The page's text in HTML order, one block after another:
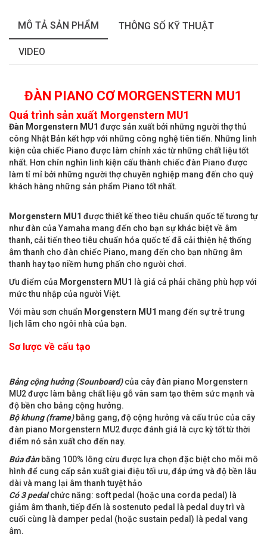
MÔ TẢ SẢN PHẨM THÔNG SỐ KỸ THUẬT
VIDEO
ĐÀN PIANO CƠ MORGENSTERN MU1
Quá trình sản xuất Morgenstern MU1
Đàn Morgenstern MU1 được sản xuất bởi những người thợ thủ
công Nhật Bản kết hợp với những công nghệ tiên tiến. Những linh
kiện của chiếc Piano được làm chính xác từ những chất liệu tốt
nhất. Hơn chín nghìn linh kiện cấu thành chiếc đàn Piano được
làm tỉ mỉ bởi những người thợ chuyên nghiệp mang đến cho quý
khách hàng những sản phẩm Piano tốt nhất.
Morgenstern MU1 được thiết kế theo tiêu chuẩn quốc tế tương tự
như đàn của Yamaha mang đến cho bạn sự khác biệt về âm
thanh, cải tiến theo tiêu chuẩn hóa quốc tế đã cải thiện hệ thống
âm thanh cho đàn chiếc Piano, mang đến cho bạn những âm
thanh hay tạo niềm hưng phấn cho người chơi.
Ưu điểm của Morgenstern MU1
là giá cả phải chăng phù hợp với
mức thu nhập của người Việt.
Với màu sơn chuẩn Morgenstern MU1 mang đến sự trẻ trung
lịch lãm cho ngôi nhà của bạn.
Sơ lược về cấu tạo
Bảng cộng hưởng (Sounboard)của cây đàn piano Morgenstern
MU2 được làm bằng chất liệu gỗ vân sam tạo thêm sức mạnh và
độ bền cho bảng cộng hưởng.
Bộ khung (frame)bằng gang, độ cộng hưởng và cấu trúc của cây
đàn piano Morgenstern MU2 được đánh giá là cực kỳ tốt từ thời
điểm nó sản xuất cho đến nay.
Búa đànbằng 100% lông cừu được lựa chọn đặc biệt cho mỗi mô
hình để cung cấp sản xuất giai điệu tối ưu, đáp ứng và độ bền lâu
dài và mang lại âm thanh tuyệt hảo
Có 3 pedalchức năng: soft pedal (hoặc una corda pedal) là
giảm âm thanh, tiếp đến là sostenuto pedal là pedal duy trì và
cuối cùng là damper pedal (hoặc sustain pedal) là pedal vang
âm.